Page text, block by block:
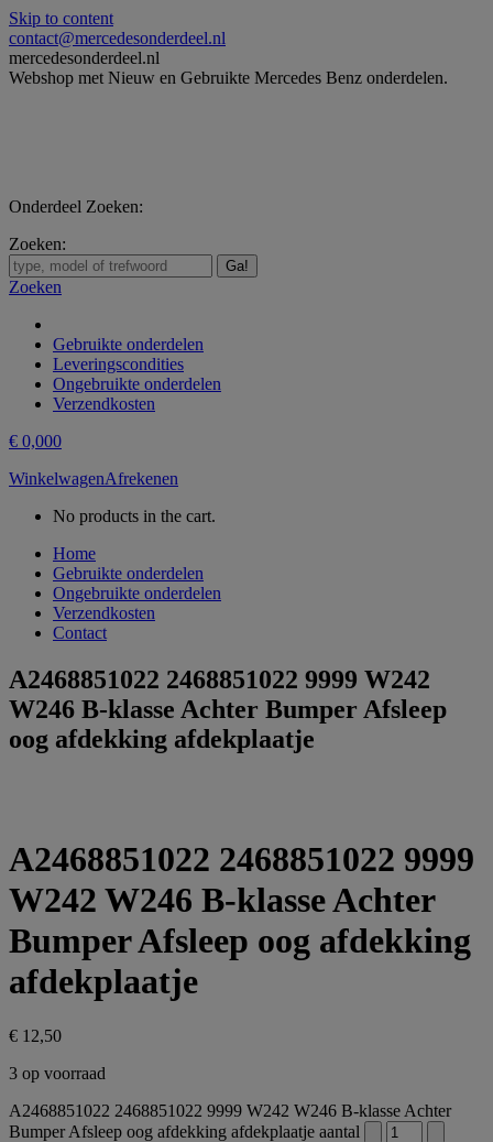
Skip to content
contact@mercedesonderdeel.nl
mercedesonderdeel.nl
Webshop met Nieuw en Gebruikte Mercedes Benz onderdelen.
Onderdeel Zoeken:
Zoeken:
Zoeken
Gebruikte onderdelen
Leveringscondities
Ongebruikte onderdelen
Verzendkosten
€ 0,000
WinkelwagenAfrekenen
No products in the cart.
Home
Gebruikte onderdelen
Ongebruikte onderdelen
Verzendkosten
Contact
A2468851022 2468851022 9999 W242
W246 B-klasse Achter Bumper Afsleep
oog afdekking afdekplaatje
A2468851022 2468851022 9999
W242 W246 B-klasse Achter
Bumper Afsleep oog afdekking
afdekplaatje
€ 12,50
3 op voorraad
A2468851022 2468851022 9999 W242 W246 B-klasse Achter
Bumper Afsleep oog afdekking afdekplaatje aantal